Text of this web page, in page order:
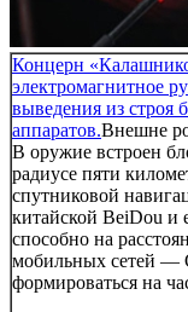
Концерн
электромагнитное
выведения из строя
аппаратов.Внешне
В оружие встроен
радиусе пяти
спутниковой
китайской BeiDou и
способно на
мобильных сетей —
формироваться на